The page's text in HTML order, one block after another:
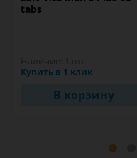
tabs
Купить в 1 клик
В корзину